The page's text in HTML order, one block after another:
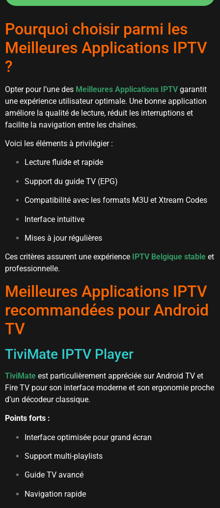
Pourquoi choisir parmi les
Meilleures Applications IPTV
?
Opter pour l’une des Meilleures Applications IPTVgarantit
une expérience utilisateur optimale. Une bonne application
améliore la qualité de lecture, réduit les interruptions et
facilite la navigation entre les chaînes.
Voici les éléments à privilégier :
Lecture fluide et rapide
Support du guide TV (EPG)
Compatibilité avec les formats M3U et Xtream Codes
Interface intuitive
Mises à jour régulières
Ces critères assurent une expérience IPTV Belgique stable et
professionnelle.
Meilleures Applications IPTV
recommandées pour Android
TV
TiviMate IPTV Player
TiviMate est particulièrement appréciée sur Android TV et
Fire TV pour son interface moderne et son ergonomie proche
d’un décodeur classique.
Points forts :
Interface optimisée pour grand écran
Support multi-playlists
Guide TV avancé
Navigation rapide